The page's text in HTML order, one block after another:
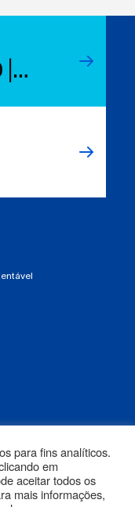
para fins analíticos.
em
aceitar todos os
mais informações,